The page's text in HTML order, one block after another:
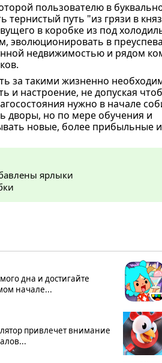
пользователю в
тернистый путь "из грязи в
в коробке из под
эволюционировать в
недвижимостью и рядом
за такими жизненно
и настроение, не допуская
нужно в начале
дворы, но по мере обучения и
новые, более прибыльные
ярлыки
дна и достигайте
начале...
привлечет внимание